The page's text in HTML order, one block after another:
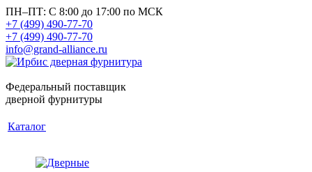
ПН–ПТ: С 8:00 до 17:00 по МСК
+7 (499) 490-77-70
+7 (499) 490-77-70
info@grand-alliance.ru
Федеральный поставщик
дверной фурнитуры
Каталог